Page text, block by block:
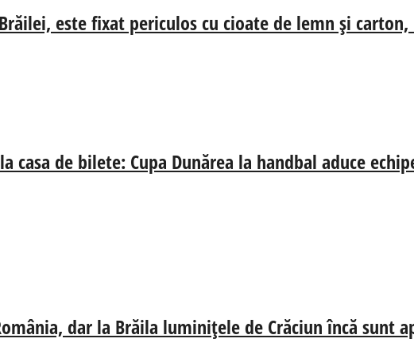
este fixat periculos cu cioate de lemn și
casa de bilete: Cupa Dunărea la handbal aduce
dar la Brăila luminițele de Crăciun încă sunt